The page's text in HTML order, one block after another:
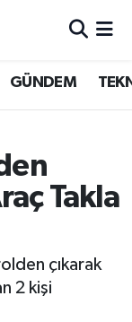
GÜNDEM
Takla
çıkarak
2 kişi